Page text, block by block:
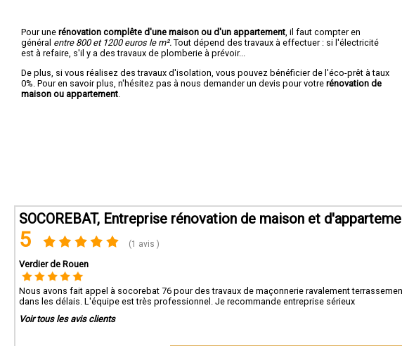
Pour une rénovation complête d'une maison ou d'un appartement , il faut compter en
général entre 800 et 1200 euros le m². Tout dépend des travaux à effectuer : si l'électricité
est à refaire, s'il y a des travaux de plomberie à prévoir...
De plus, si vous réalisez des travaux d'isolation, vous pouvez bénéficier de l'éco-prêt à taux
0%. Pour en savoir plus, n'hésitez pas à nous demander un devis pour votre rénovation de
maison ou appartement
SOCOREBAT, Entreprise rénovation de maison et
5 (1 avis )
Verdier de Rouen
Nous avons fait appel à socorebat 76 pour des travaux de maçonnerie ravalement
dans les délais. L'équipe est très professionnel. Je recommande entreprise sérieux
Voir tous les avis clients